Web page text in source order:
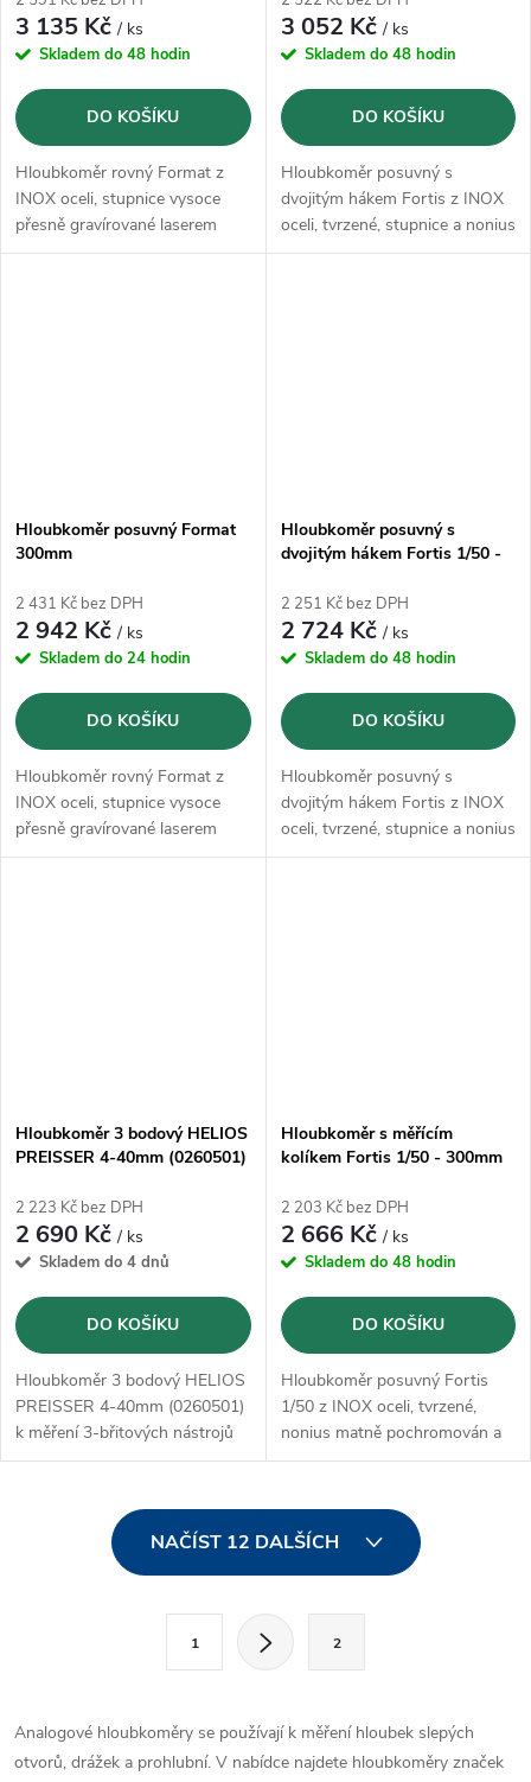
3 135 Kč/ ks
Skladem do 48 hodin
DO KOŠÍKU
Hloubkoměr rovný Format z
INOX oceli, stupnice vysoce
přesně gravírované laserem
3 052 Kč/ ks
Skladem do 48 hodin
DO KOŠÍKU
Hloubkoměr posuvný s
dvojitým hákem Fortis z INOX
oceli, tvrzené, stupnice a nonius
matně pochromovány a na
Hloubkoměr posuvný Format
300mm
2 431 Kč bez DPH
2 942 Kč/ ks
Skladem do 24 hodin
DO KOŠÍKU
Hloubkoměr rovný Format z
INOX oceli, stupnice vysoce
přesně gravírované laserem
Hloubkoměr posuvný s
dvojitým hákem Fortis 1/50 -
2 251 Kč bez DPH
2 724 Kč/ ks
Skladem do 48 hodin
DO KOŠÍKU
Hloubkoměr posuvný s
dvojitým hákem Fortis z INOX
oceli, tvrzené, stupnice a nonius
matně pochromovány a na
Hloubkoměr 3 bodový HELIOS
PREISSER 4-40mm (0260501)
2 223 Kč bez DPH
2 690 Kč/ ks
Skladem do 4 dnů
DO KOŠÍKU
Hloubkoměr 3 bodový HELIOS
PREISSER 4-40mm (0260501)
k měření 3-břitových nástrojů
Hloubkoměr s měřícím
kolíkem Fortis 1/50 - 300mm
2 203 Kč bez DPH
2 666 Kč/ ks
Skladem do 48 hodin
DO KOŠÍKU
Hloubkoměr posuvný Fortis
1/50 z INOX oceli, tvrzené,
nonius matně pochromován a
na obou stranách jsou stupnice
laserem
d
a
NAČÍST 12 DALŠÍCH
á
n
1 2
Analogové hloubkoměry se používají k měření hloubek slepých
otvorů, drážek a prohlubní. V nabídce najdete hloubkoměry značek